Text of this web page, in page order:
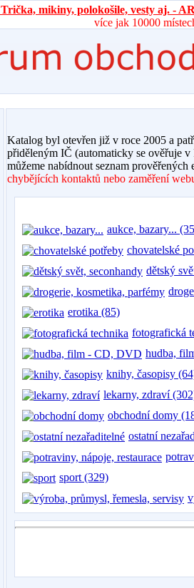
Trička, mikiny, polokošile, vesty aj. -
více jak 10000
Katalog byl otevřen již v roce 2005 a
přiděleným IČ (automaticky se ověřuje
můžeme nabídnout seznam
chybějících kontaktů nebo zaměření
aukce, bazary...
chovatelské
dětský
erotika (85)
fotografická
hudba,
knihy, časopisy
lekarny, zdraví
obchodní domy
ostatní
sport (329)